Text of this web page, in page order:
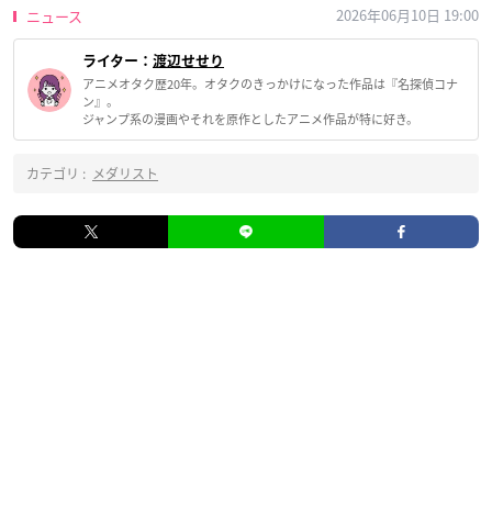
ニュース 2026年06月10日 19:00
ライター： 渡辺せせり
アニメオタク歴20年。オタクのきっかけになった作品は『名探偵コナ
ン』。
ジャンプ系の漫画やそれを原作としたアニメ作品が特に好き。
カテゴリ : メダリスト